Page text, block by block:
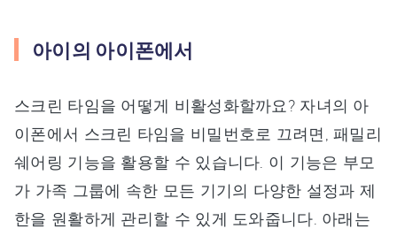
아이의 아이폰에서
스크린 타임을 어떻게 비활성화할까요? 자녀의 아
이폰에서 스크린 타임을 비밀번호로 끄려면, 패밀리
쉐어링 기능을 활용할 수 있습니다. 이 기능은 부모
가 가족 그룹에 속한 모든 기기의 다양한 설정과 제
한을 원활하게 관리할 수 있게 도와줍니다. 아래는